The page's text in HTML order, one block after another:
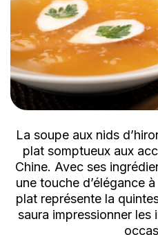
La soupe aux nids
plat somptueux aux
Chine. Avec ses
une touche d’élégance
plat représente la
saura impressionner les